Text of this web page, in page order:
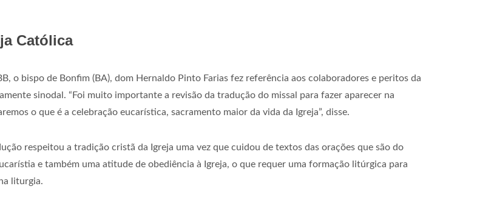
Católica
o bispo de Bonfim (BA), dom Hernaldo Pinto Farias fez referência aos colaboradores e peritos da
sinodal. “Foi muito importante a revisão da tradução do missal para fazer aparecer na
o que é a celebração eucarística, sacramento maior da vida da Igreja”, disse.
respeitou a tradição cristã da Igreja uma vez que cuidou de textos das orações que são do
e também uma atitude de obediência à Igreja, o que requer uma formação litúrgica para
liturgia.